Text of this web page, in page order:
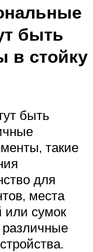
быть
в стойку
быть
такие
для
места
или сумок
различные